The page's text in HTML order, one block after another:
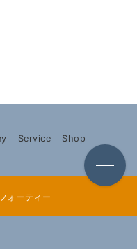
Service Shop
ォーティー